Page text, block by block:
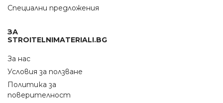
Специални предложения
ЗА
STROITELNIMATERIALI.BG
За нас
Условия за ползване
Политика за
поверителност